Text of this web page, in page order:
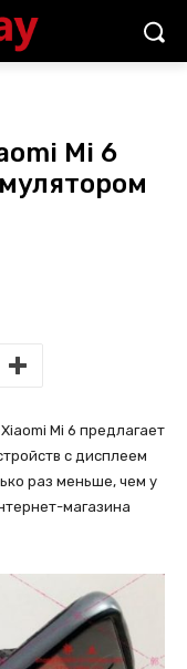
Mi 6
Mi 6 предлагает
с дисплеем
раз меньше, чем у
магазина